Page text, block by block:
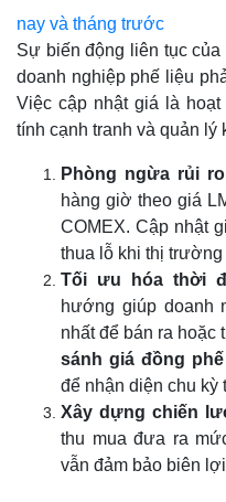
nay và tháng trước
Sự biến động liên tục
doanh nghiệp phế liệu
Việc cập nhật giá là
tính cạnh tranh và quản lý
Phòng ngừa rủi
hàng giờ theo giá
COMEX. Cập nhật
thua lỗ khi thị
Tối ưu hóa thời
hướng giúp doanh
nhất để bán ra hoặc
sánh giá đồng
để nhận diện chu kỳ
Xây dựng chiến
thu mua đưa ra
vẫn đảm bảo biên